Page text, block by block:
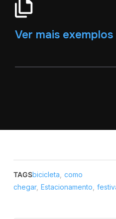
Ver mais exemplos
TAGSbicicleta como
chegar, Estacionamento